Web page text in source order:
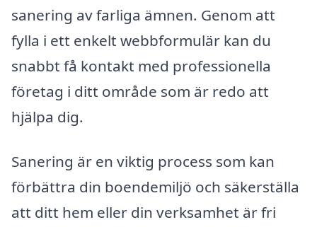
sanering av farliga ämnen. Genom att
fylla i ett enkelt webbformulär kan du
snabbt få kontakt med professionella
företag i ditt område som är redo att
hjälpa dig.
Sanering är en viktig process som kan
förbättra din boendemiljö och säkerställa
att ditt hem eller din verksamhet är fri